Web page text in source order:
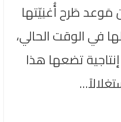
مَوعد طَرح أُغنِيّتها
في الوقت الحالي،
تضعها هذا